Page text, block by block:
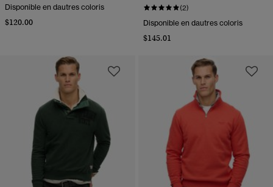
Disponible en dautres coloris
$120.00
(2)
Disponible en dautres coloris
$145.01